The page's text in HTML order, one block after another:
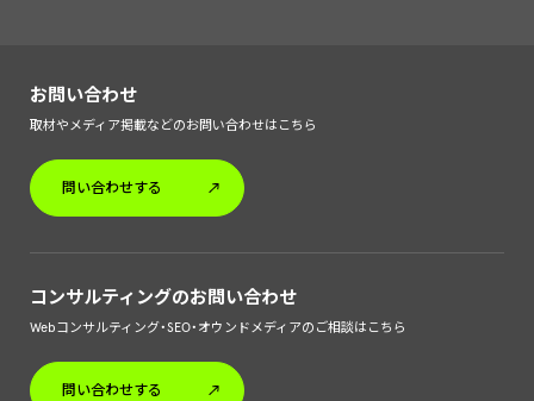
お問い合わせ
取材やメディア掲載などのお問い合わせはこちら
問い合わせする
コンサルティングのお問い合わせ
Webコンサルティング・SEO・オウンドメディアのご相談はこちら
問い合わせする